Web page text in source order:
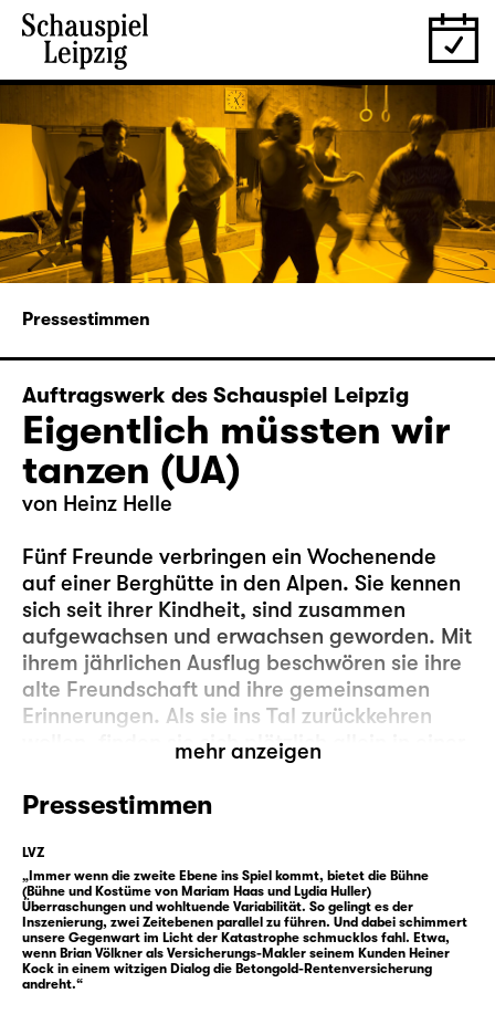
Pressestimmen
Auftragswerk des Schauspiel Leipzig
Eigentlich müssten wir
tanzen (UA)
von Heinz Helle
Fünf Freunde verbringen ein Wochenende
auf einer Berghütte in den Alpen. Sie kennen
sich seit ihrer Kindheit, sind zusammen
aufgewachsen und erwachsen geworden. Mit
ihrem jährlichen Ausflug beschwören sie ihre
alte Freundschaft und ihre gemeinsamen
Erinnerungen. Als sie ins Tal zurückkehren
wollen, finden sie sich plötzlich allein in einer
postapokalyptischen Landschaft wieder. Eine
offenbar menschen-gemachte Katastrophe
hat alles Leben ausgelöscht. Die
Spurensuche der Männer wird bald zu einer
ziellosen Wanderung durch die Alpenwelt,
reduziert auf das nackte Überleben in einer
gleichgültigen Natur. Die menschliche Welt
ist zum Stillstand gekommen und die jungen
Männer versuchen verzweifelt, sich als
mehr anzeigen
Pressestimmen
LVZ
„Immer wenn die zweite Ebene ins Spiel kommt, bietet die Bühne
(Bühne und Kostüme von Mariam Haas und Lydia Huller)
Überraschungen und wohltuende Variabilität. So gelingt es der
Inszenierung, zwei Zeitebenen parallel zu führen. Und dabei schimmert
unsere Gegenwart im Licht der Katastrophe schmucklos fahl. Etwa,
wenn Brian Völkner als Versicherungs-Makler seinem Kunden Heiner
Kock in einem witzigen Dialog die Betongold-Rentenversicherung
andreht.“